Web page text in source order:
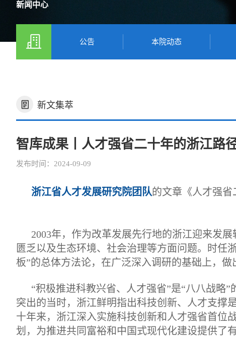
新闻中心
公告 本院动态
新文集萃
智库成果丨人才强省二十年的浙江路
发布时间：2024-09-09
浙江省人才发展研究院团队的文章《人才强省
2003年，作为改革发展先行地的浙江迎来发
匮乏以及生态环境、社会治理等方面问题。时任
板”的总体方法论，在广泛深入调研的基础上，做
“积极推进科教兴省、人才强省”是“八八战略
突出的当时，浙江鲜明指出科技创新、人才支撑
十年来，浙江深入实施科技创新和人才强省首位
划，为推进共同富裕和中国式现代化建设提供了